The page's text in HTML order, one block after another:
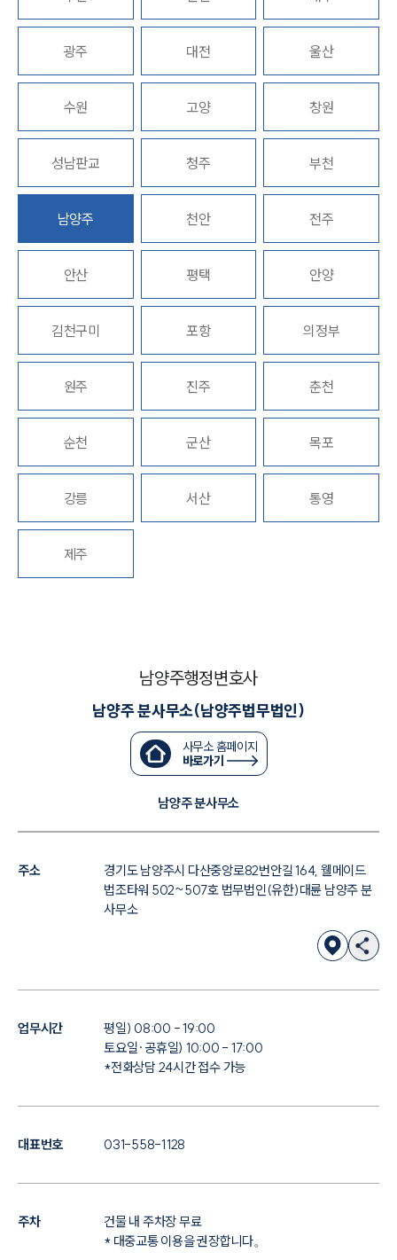
사례분석/최신동향
법률정보
법률지식인
고객후기
업무분야
헌법·행정·규제·개혁그룹 업무
전체
구성원 소개
행정전문변호사
소식/자료
언론보도
공지사항
법률서식
뉴스레터/브로슈어
광주 대전 울산
수원 고양 창원
성남판교 청주 부천
남양주 천안 전주
안산 평택 안양
김천구미 포항 의정부
원주 진주 춘천
순천 군산 목포
강릉 서산 통영
제주
남양주행정변호사
남양주 분사무소(남양주법무법인)
사무소 홈페이지
바로가기
남양주 분사무소
주소
경기도 남양주시 다산중앙로82번안길 164, 웰메이드
법조타워 502~507호 법무법인(유한)대륜 남양주 분
사무소
업무시간
평일) 08:00 - 19:00
토요일·공휴일) 10:00 - 17:00
*전화상담 24시간 접수 가능
대표번호 031-558-1128
주차
건물 내 주차장 무료
* 대중교통 이용을 권장합니다。